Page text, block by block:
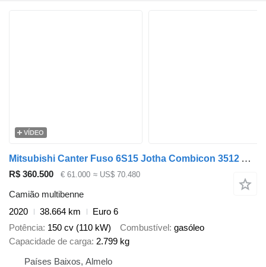
VÍDEO
Mitsubishi Canter Fuso 6S15 Jotha Combicon 3512 Absetzer Incl 8 Containers!
R$ 360.500 € 61.000 ≈ US$ 70.480
Camião multibenne
2020
38.664 km
Euro 6
Potência 150 cv (110 kW) Combustível gasóleo
Capacidade de carga 2.799 kg
Países Baixos, Almelo